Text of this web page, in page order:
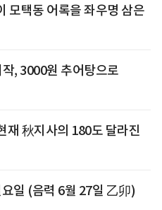
모택동 어록을 좌우명 삼은
, 3000원 추어탕으로
재 秋지사의 180도 달라진
일 (음력 6월 27일 乙卯)